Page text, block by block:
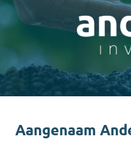
met service
een breed
organisaties
specialist in
Aangenaam